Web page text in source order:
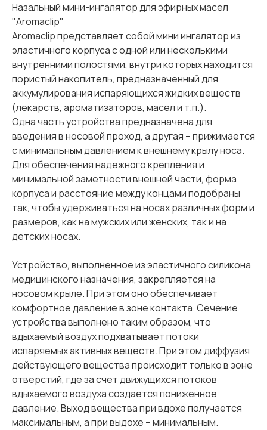
Назальный мини-ингалятор для эфирных масел
"Aromaclip"
Aromaclip представляет собой мини ингалятор из
эластичного корпуса с одной или несколькими
внутренними полостями, внутри которых находится
пористый накопитель, предназначенный для
аккумулирования испаряющихся жидких веществ
(лекарств, ароматизаторов, масел и т.п.).
Одна часть устройства предназначена для
введения в носовой проход, а другая – прижимается
с минимальным давлением к внешнему крылу носа.
Для обеспечения надежного крепления и
минимальной заметности внешней части, форма
корпуса и расстояние между концами подобраны
так, чтобы удерживаться на носах различных форм и
размеров, как на мужских или женских, так и на
детских носах.
Устройство, выполненное из эластичного силикона
медицинского назначения, закрепляется на
носовом крыле. При этом оно обеспечивает
комфортное давление в зоне контакта. Сечение
устройства выполнено таким образом, что
вдыхаемый воздух подхватывает потоки
испаряемых активных веществ. При этом диффузия
действующего вещества происходит только в зоне
отверстий, где за счет движущихся потоков
вдыхаемого воздуха создается пониженное
давление. Выход вещества при вдохе получается
максимальным, а при выдохе – минимальным.